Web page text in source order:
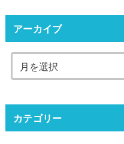
アーカイブ
カテゴリー